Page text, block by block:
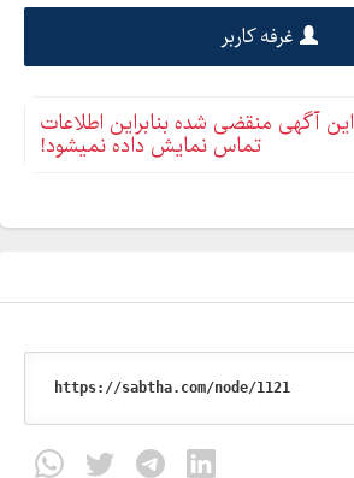
غرفه کاربر
این آگهی منقضی شده بنابراین اطلاعات
تماس نمایش داده نمیشود!